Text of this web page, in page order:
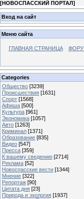
[НОВОСПАССКИЙ ПОРТАЛ]
Вход на сайт
Меню сайта
ГЛАВНАЯ СТРАНИЦА
Categories
Общество [3239]
Происшествия [1631]
Спорт [1568]
Афиша [500]
Культура [961]
Экономика [1057]
Авто [1263]
Криминал [1371]
Образование [835]
Видео [547]
Пресса [359]
К вашему сведению [2714]
Реклама [52]
Новоспасские вести [1344]
Мнение [322]
Репортаж [90]
Цитата дня [23]
Природа и экология [1937]